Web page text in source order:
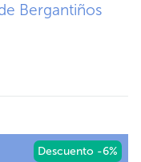
Bergantiños
Descuento -6%